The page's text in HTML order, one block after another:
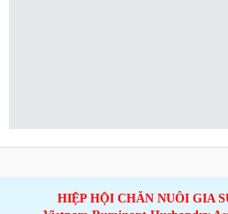
HIỆP HỘI CHĂN NUÔI GIA